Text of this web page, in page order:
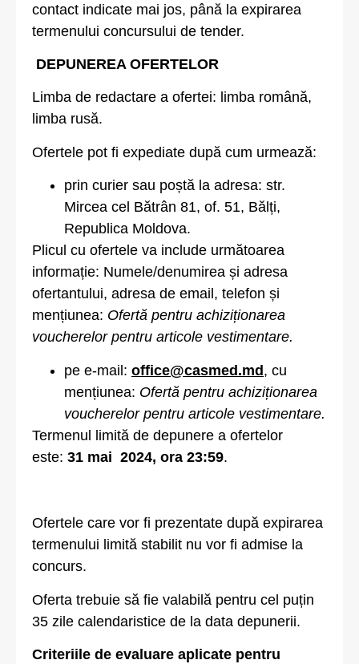
contact indicate mai jos, până la expirarea
termenului concursului de tender.
DEPUNEREA OFERTELOR
Limba de redactare a ofertei: limba română,
limba rusă.
Ofertele pot fi expediate după cum urmează:
prin curier sau poștă la adresa: str.
Mircea cel Bătrân 81, of. 51, Bălți,
Republica Moldova.
Plicul cu ofertele va include următoarea
informație: Numele/denumirea și adresa
ofertantului, adresa de email, telefon și
mențiunea: Ofertă pentru achiziționarea
voucherelor pentru articole vestimentare.
pe e-mail: office@casmed.md, cu
mențiunea: Ofertă pentru achiziționarea
voucherelor pentru articole vestimentare.
Termenul limită de depunere a ofertelor
este: 31 mai 2024, ora 23:59.
Ofertele care vor fi prezentate după expirarea
termenului limită stabilit nu vor fi admise la
concurs.
Oferta trebuie să fie valabilă pentru cel puțin
35 zile calendaristice de la data depunerii.
Criteriile de evaluare aplicate pentru